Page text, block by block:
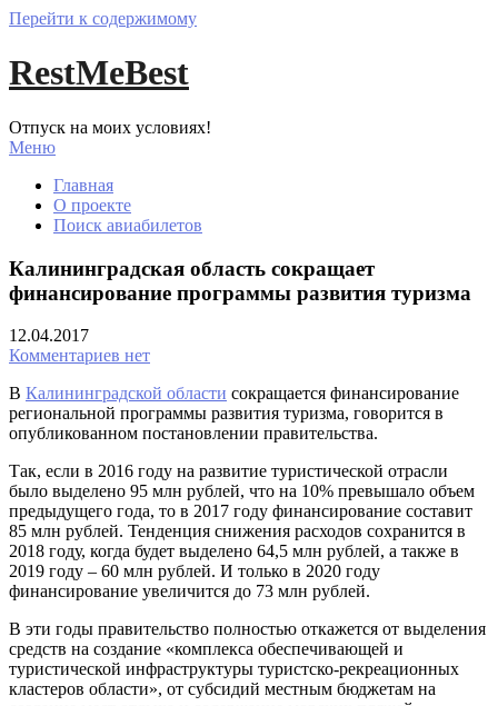
Перейти к содержимому
RestMeBest
Отпуск на моих условиях!
Меню
Главная
О проекте
Поиск авиабилетов
Калининградская область сокращает
финансирование программы развития туризма
12.04.2017
Комментариев нет
В Калининградской области сокращается финансирование
региональной программы развития туризма, говорится в
опубликованном постановлении правительства.
Так, если в 2016 году на развитие туристической отрасли
было выделено 95 млн рублей, что на 10% превышало объем
предыдущего года, то в 2017 году финансирование составит
85 млн рублей. Тенденция снижения расходов сохранится в
2018 году, когда будет выделено 64,5 млн рублей, а также в
2019 году – 60 млн рублей. И только в 2020 году
финансирование увеличится до 73 млн рублей.
В эти годы правительство полностью откажется от выделения
средств на создание «комплекса обеспечивающей и
туристической инфраструктуры туристско-рекреационных
кластеров области», от субсидий местным бюджетам на